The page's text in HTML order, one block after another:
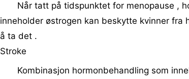
Når tatt på tidspunktet for menopause ,
inneholder østrogen kan beskytte kvinner
å ta det .
Stroke
Kombinasjon hormonbehandling som